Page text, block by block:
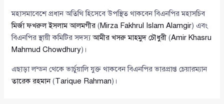
মহাসমাবেশে প্রধান অতিথি হিসেবে উপস্থিত থাকবেন বিএনপির মহাসচিব
মির্জা ফখরুল ইসলাম আলমগীর (Mirza Fakhrul Islam Alamgir) এবং
বিএনপির স্থায়ী কমিটির সদস্যআমীর খসরু মাহমুদ চৌধুরী (Amir Khasru
Mahmud Chowdhury)।
এছাড়া লন্ডন থেকে ভার্চুয়ালি যুক্ত থাকবেন বিএনপির ভারপ্রাপ্ত চেয়ারম্যান
তারেক রহমান(Tarique Rahman)।